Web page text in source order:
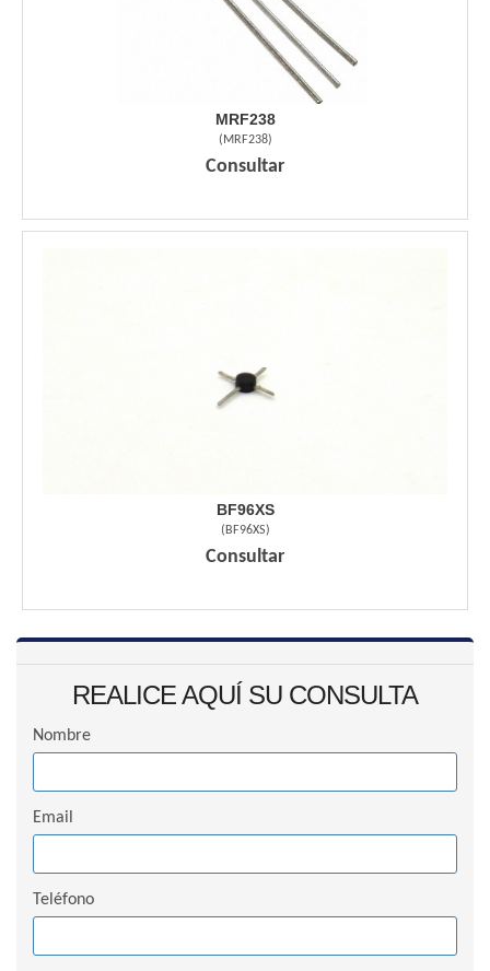
MRF238
( MRF238)
Consultar
BF96XS
( BF96XS)
Consultar
REALICE AQUÍ SU CONSULTA
Nombre
Email
Teléfono